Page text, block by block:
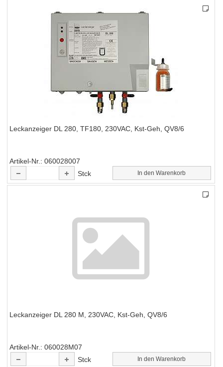
Leckanzeiger DL 280, TF180, 230VAC, Kst-Geh, QV8/6
Artikel-Nr. 060028007
Stck
In den Warenkorb
Leckanzeiger DL 280 M, 230VAC, Kst-Geh, QV8/6
Artikel-Nr.
060028M07
Stck
In den Warenkorb